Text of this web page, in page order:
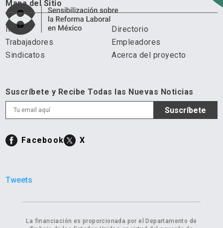
Mapa del Sitio
Inicio
Directorio
Trabajadores
Empleadores
Sindicatos
Acerca del proyecto
Suscríbete y Recibe Todas las Nuevas Noticias
Facebook X
Tweets
La financiación es proporcionada por el Departamento de